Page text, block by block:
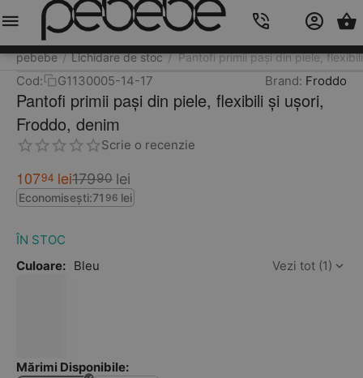
pebebe / Lichidare de stoc / Pantofi primii pași din piele,
Cod: G1130005-14-17 Brand: Froddo
Pantofi primii pași din piele, flexibili și ușori,
Froddo, denim
Scrie o recenzie
10794 lei17990 lei
Economisești:71 96 lei
ÎN STOC
Culoare: Bleu Vezi tot (1)
Mărimi Disponibile:
Meniu Caută Cos